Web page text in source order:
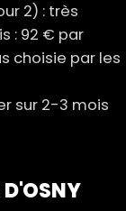
2) : très
: 92 € par
choisie par les
sur 2-3 mois
D'OSNY